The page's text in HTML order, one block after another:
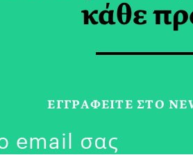
κάθε
ΕΓΓPΑΦΕΙΤΕ ΣΤΟ